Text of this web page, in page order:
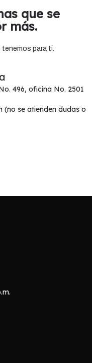
que se
más.
para ti.
496, oficina No. 2501
(no se atienden dudas o